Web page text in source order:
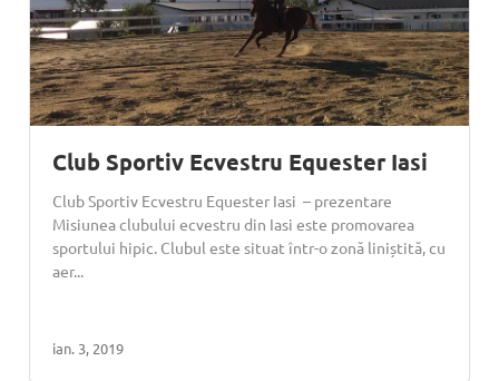
Club Sportiv Ecvestru Equester Iasi
Club Sportiv Ecvestru Equester Iasi – prezentare
Misiunea clubului ecvestru din Iasi este promovarea
sportului hipic. Clubul este situat într-o zonă liniștită, cu
aer...
ian. 3, 2019